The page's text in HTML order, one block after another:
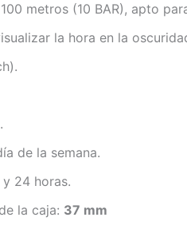
metros (10 BAR), apto
la hora en la
de la semana.
24 horas.
la caja: 37 mm